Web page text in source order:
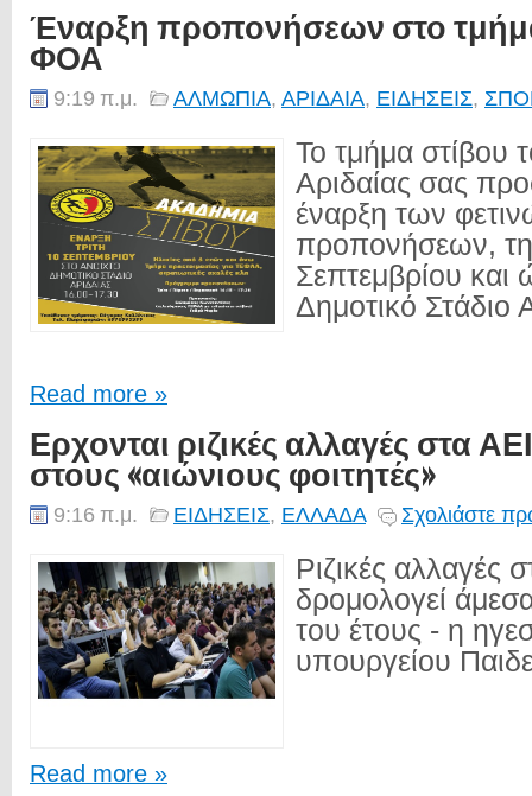
Έναρξη προπονήσεων στο
ΦΟΑ
9:19 π.μ. ΑΛΜΩΠΙΑ, ΑΡΙΔΑΙΑ, ΕΙΔΗΣΕΙΣ,
Το τμήμα στίβου
Αριδαίας σας
έναρξη των
προπονήσεων,
Σεπτεμβρίου
Δημοτικό Στάδιο
Read more »
Ερχονται ριζικές αλλαγές στα
στους «αιώνιους φοιτητές»
9:16 π.μ. ΕΙΔΗΣΕΙΣ, ΕΛΛΑΔΑ Σχολιάστε
Ριζικές αλλαγές
δρομολογεί
του έτους - η
υπουργείου
Read more »